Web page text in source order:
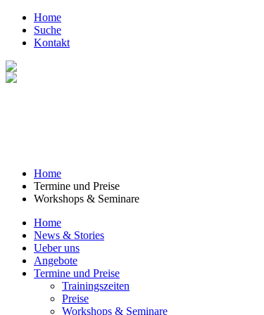
Home
Suche
Kontakt
Home
Termine und Preise
Workshops & Seminare
Home
News & Stories
Ueber uns
Angebote
Termine und Preise
Trainingszeiten
Preise
Workshops & Seminare